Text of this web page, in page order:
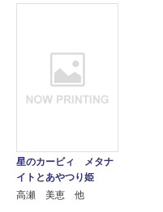
星のカービィ メタナ
イトとあやつり姫
高瀬 美恵 他